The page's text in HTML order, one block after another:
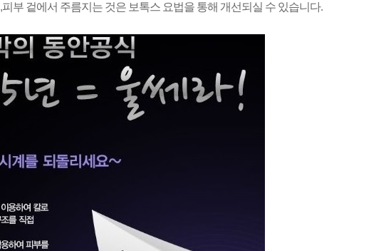
,피부 겉에서 주름지는 것은 보톡스 요법을 통해 개선되실 수 있습니다.